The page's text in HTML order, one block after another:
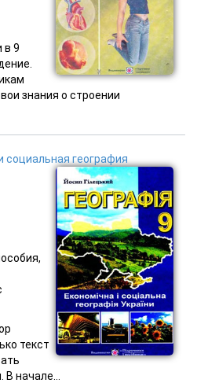
в 9
знания о строении
социальная география
текст
начале...